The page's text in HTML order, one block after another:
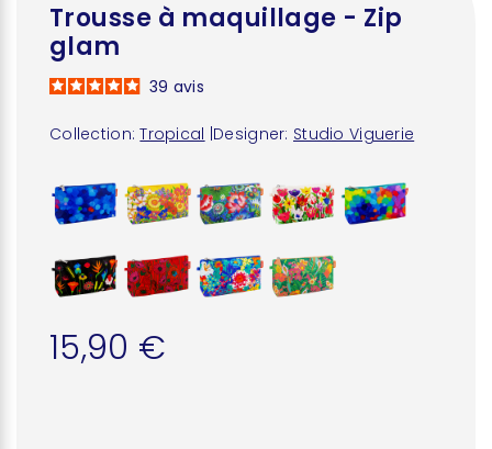
Trousse à maquillage - Zip
glam
Collection: Tropical Designer: Studio Viguerie
39 avis
15,90 €